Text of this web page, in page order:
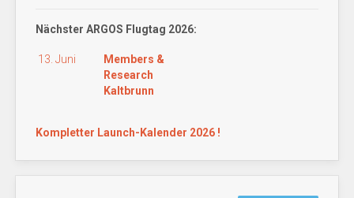
Nächster ARGOS Flugtag 2026:
13. Juni
Members &
Research
Kaltbrunn
Kompletter Launch-Kalender 2026 !